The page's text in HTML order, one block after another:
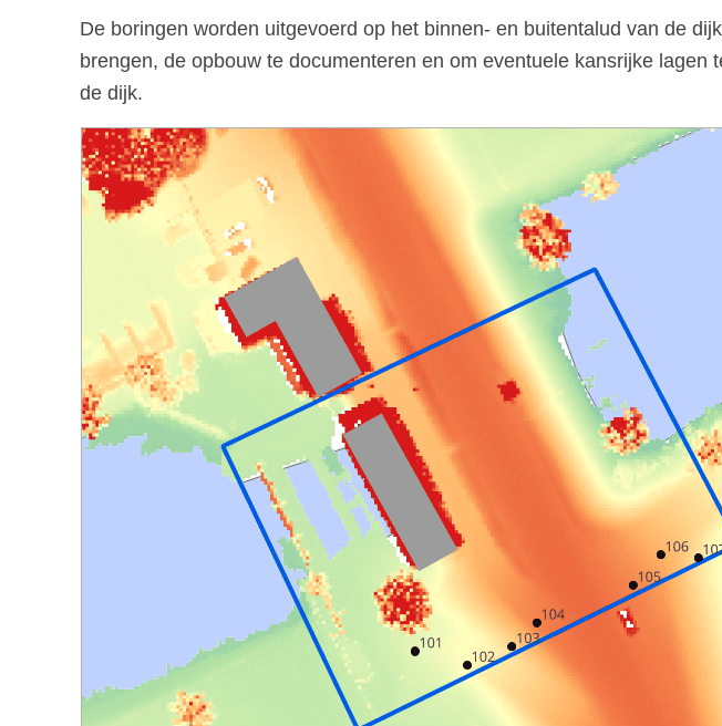
De boringen worden uitgevoerd op het binnen- en buitentalud van de
brengen, de opbouw te documenteren en om eventuele kansrijke
de dijk.